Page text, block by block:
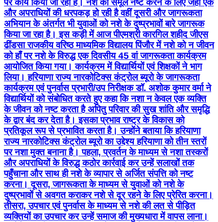
पर कार्य किया जा रहा है। नशे को समूल नष्ट करने के लिए जहां एक
और अपराधियों की धरपकड़ हो रही है वहीं दूसरी और जागरूकता
अभियान के अंतर्गत भी युवाओं को नशे के दुष्प्रभावों बारे जागरूक
किया जा रहा है। इस कड़ी में आज पीएमश्री कारगिल शहीद जीएस
ढींडसा राजकीय वरिष्ठ माध्यमिक विद्यालय पिंजौर में नशे को न जीवन
को हाँ पर नशे के विरुद्ध एक दिवसीय 45 वां जागरूकता कार्यक्रम
आयोजित किया गया। कार्यक्रम में विद्यार्थियों एवं शिक्षकों ने भाग
लिया। हरियाणा राज्य नारकोटिक्स कंट्रोल ब्यूरो के जागरूकता
कार्यक्रम एवं पुनर्वास प्रभारी/उप निरीक्षक डॉ. अशोक कुमार वर्मा ने
विद्यार्थियों को संबोधित करते हुए कहा कि नशा न केवल एक व्यक्ति
के जीवन को नष्ट करता है अपितु परिवार की सुख शांति और समृद्धि
के द्वार बंद कर देता है। इसका प्रभाव राष्ट्र के विकास को
प्रतिकूल रूप से प्रभावित करता है। उन्होंने बताया कि हरियाणा
राज्य नारकोटिक्स कंट्रोल ब्यूरो का उद्देश्य हरियाणा को तीन स्तरों
पर नशा मुक्त बनाना है। पहला, प्रवर्तन के माध्यम से नशा तस्करों
और अपराधियों के विरुद्ध कठोर कार्रवाई कर उन्हें सलाखों तक
पहुँचाना और साथ ही नशे के व्यापार से अर्जित संपत्ति को नष्ट
करना। दूसरा, जागरूकता के माध्यम से युवाओं को नशे के
दुष्प्रभावों से अवगत कराकर नशे से दूर रहने के लिए प्रेरित करना।
तीसरा, उपचार एवं पुनर्वास के माध्यम से नशे की लत से पीड़ित
व्यक्तियों का उपचार कर उन्हें समाज की मुख्यधारा में वापस लाना।